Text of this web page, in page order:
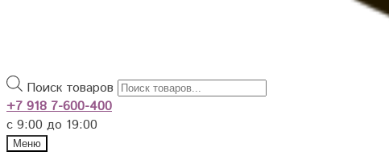
Поиск товаров
+7 918 7-600-400
с 9:00 до 19:00
Меню